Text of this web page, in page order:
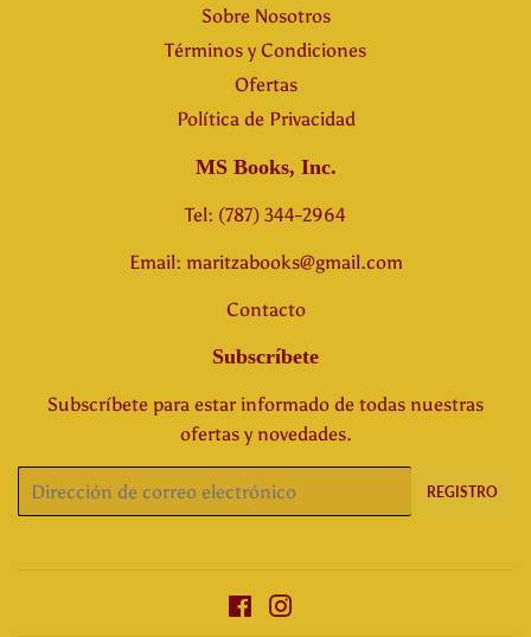
Sobre Nosotros
Términos y Condiciones
Ofertas
Política de Privacidad
MS Books, Inc.
Tel: (787) 344-2964
Email: maritzabooks@gmail.com
Contacto
Subscríbete
Subscríbete para estar informado de todas nuestras
ofertas y novedades.
electrónico
REGISTRO
Facebook